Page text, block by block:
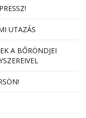
UTAZÁS
A BŐRÖNDJEI